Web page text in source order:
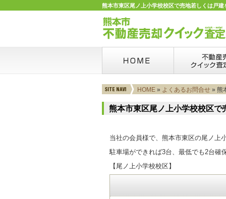
熊本市東区尾ノ上小学校校区で売地若しくは戸
HOME » よくあるお問合せ » 熊
熊本市東区尾ノ上小学校校区で
当社の会員様で、熊本市東区の尾ノ上
駐車場ができれば3台、最低でも2台確
【尾ノ上小学校校区】